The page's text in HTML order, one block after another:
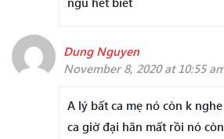
Dung Nguyen
November 8, 2020 at 10:55
A lý bất ca mẹ nó còn k
ca giờ đại hãn mất rồi nó